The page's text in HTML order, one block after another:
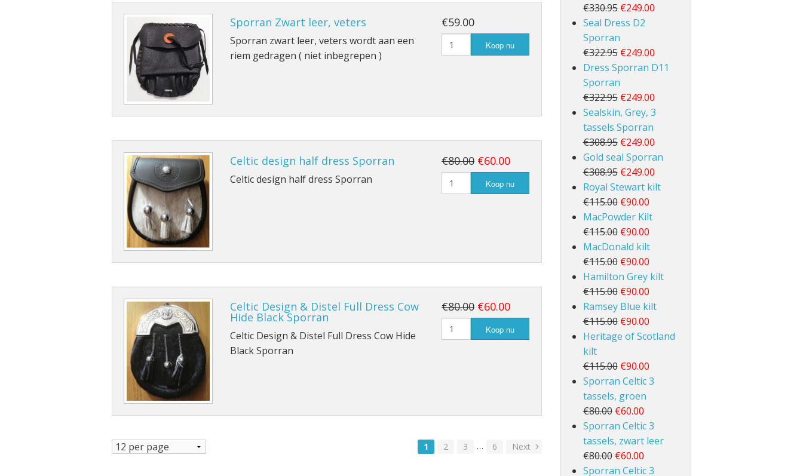
Sporran Zwart leer, veters
Sporran zwart leer, veters wordt aan een
riem gedragen ( niet inbegrepen )
€59.00
Koop nu
Celtic design half dress Sporran
Celtic design half dress Sporran
€80.00 €60.00
Koop nu
Celtic Design & Distel Full Dress Cow
Hide Black Sporran
Celtic Design & Distel Full Dress Cow Hide
Black Sporran
€80.00 €60.00
Koop nu
1 2 3 … 6 Next
€330.95 €249.00
Seal Dress D2
Sporran
€322.95 €249.00
Dress Sporran D11
Sporran
€322.95 €249.00
Sealskin, Grey, 3
tassels Sporran
€308.95 €249.00
Gold seal Sporran
€308.95 €249.00
Royal Stewart kilt
€115.00 €90.00
MacPowder Kilt
€115.00 €90.00
MacDonald kilt
€115.00 €90.00
Hamilton Grey kilt
€115.00 €90.00
Ramsey Blue kilt
€115.00 €90.00
Heritage of Scotland
kilt
€115.00 €90.00
Sporran Celtic 3
tassels, groen
€80.00 €60.00
Sporran Celtic 3
tassels, zwart leer
€80.00 €60.00
Sporran Celtic 3